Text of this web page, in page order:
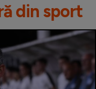
din sport